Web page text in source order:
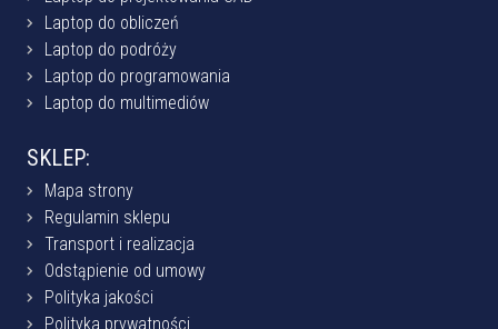
Laptop do obliczeń
Laptop do podróży
Laptop do programowania
Laptop do multimediów
SKLEP:
Mapa strony
Regulamin sklepu
Transport i realizacja
Odstąpienie od umowy
Polityka jakości
Polityka prywatności